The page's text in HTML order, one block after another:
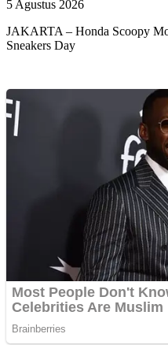
5 Agustus 2026
JAKARTA – Honda Scoopy
Sneakers Day